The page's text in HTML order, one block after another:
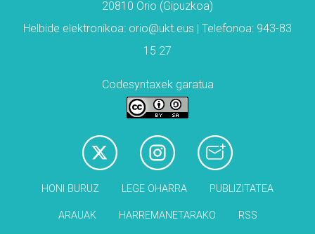
20810 Orio (Gipuzkoa)
Helbide elektronikoa: orio@ukt.eus | Telefonoa: 943-83
15 27
Codesyntaxek garatua
HONI BURUZ LEGE OHARRA PUBLIZITATEA
ARAUAK HARREMANETARAKO RSS